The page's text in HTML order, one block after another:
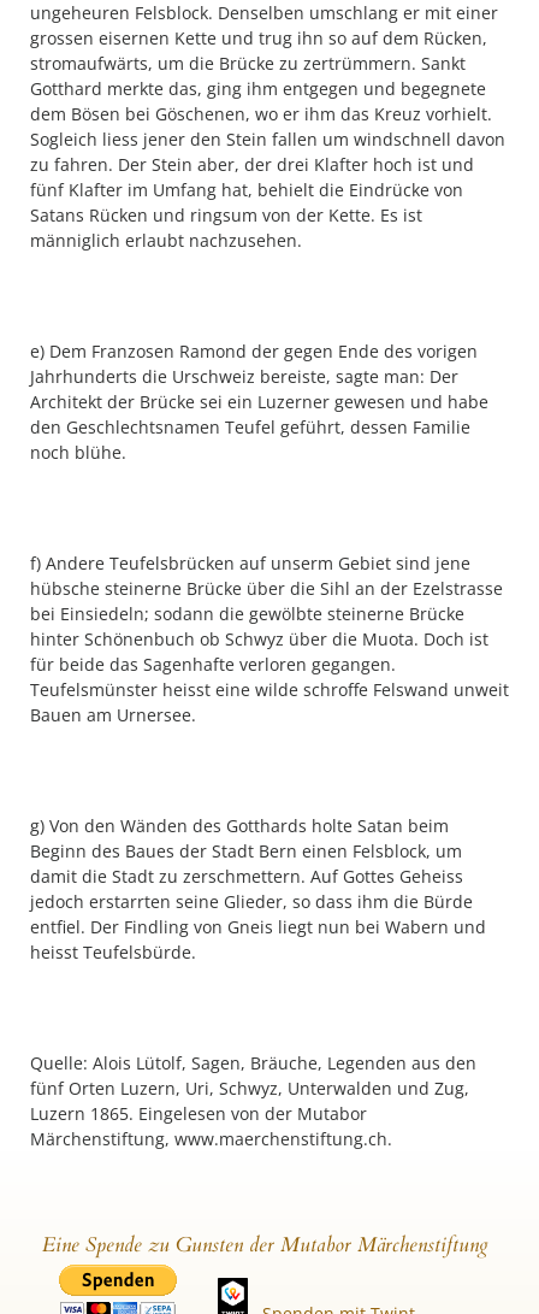
ungeheuren Felsblock. Denselben umschlang er mit einer
grossen eisernen Kette und trug ihn so auf dem Rücken,
stromaufwärts, um die Brücke zu zertrümmern. Sankt
Gotthard merkte das, ging ihm entgegen und begegnete
dem Bösen bei Göschenen, wo er ihm das Kreuz vorhielt.
Sogleich liess jener den Stein fallen um windschnell davon
zu fahren. Der Stein aber, der drei Klafter hoch ist und
fünf Klafter im Umfang hat, behielt die Eindrücke von
Satans Rücken und ringsum von der Kette. Es ist
männiglich erlaubt nachzusehen.
e) Dem Franzosen Ramond der gegen Ende des vorigen
Jahrhunderts die Urschweiz bereiste, sagte man: Der
Architekt der Brücke sei ein Luzerner gewesen und habe
den Geschlechtsnamen Teufel geführt, dessen Familie
noch blühe.
f) Andere Teufelsbrücken auf unserm Gebiet sind jene
hübsche steinerne Brücke über die Sihl an der Ezelstrasse
bei Einsiedeln; sodann die gewölbte steinerne Brücke
hinter Schönenbuch ob Schwyz über die Muota. Doch ist
für beide das Sagenhafte verloren gegangen.
Teufelsmünster heisst eine wilde schroffe Felswand unweit
Bauen am Urnersee.
g) Von den Wänden des Gotthards holte Satan beim
Beginn des Baues der Stadt Bern einen Felsblock, um
damit die Stadt zu zerschmettern. Auf Gottes Geheiss
jedoch erstarrten seine Glieder, so dass ihm die Bürde
entfiel. Der Findling von Gneis liegt nun bei Wabern und
heisst Teufelsbürde.
Quelle: Alois Lütolf, Sagen, Bräuche, Legenden aus den
fünf Orten Luzern, Uri, Schwyz, Unterwalden und Zug,
Luzern 1865. Eingelesen von der Mutabor
Märchenstiftung, www.maerchenstiftung.ch.
Eine Spende zu Gunsten der Mutabor Märchenstiftung